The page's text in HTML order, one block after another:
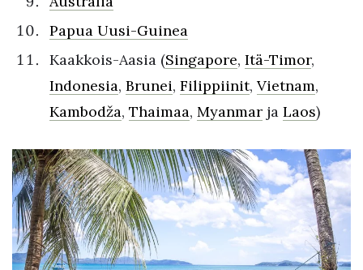
Papua Uusi-Guinea
Kaakkois-Aasia (Singapore, Itä-Timor,
Indonesia, Brunei, Filippiinit, Vietnam,
Kambodža, Thaimaa, Myanmar ja Laos)